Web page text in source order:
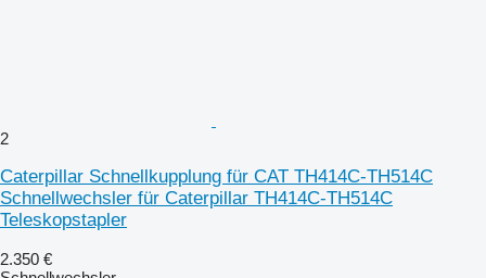
2
Caterpillar Schnellkupplung für CAT TH414C-TH514C
Schnellwechsler für Caterpillar TH414C-TH514C
Teleskopstapler
2.350 €